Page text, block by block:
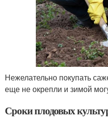
Нежелательно покупать
еще не окрепли и зимой
Сроки плодовых